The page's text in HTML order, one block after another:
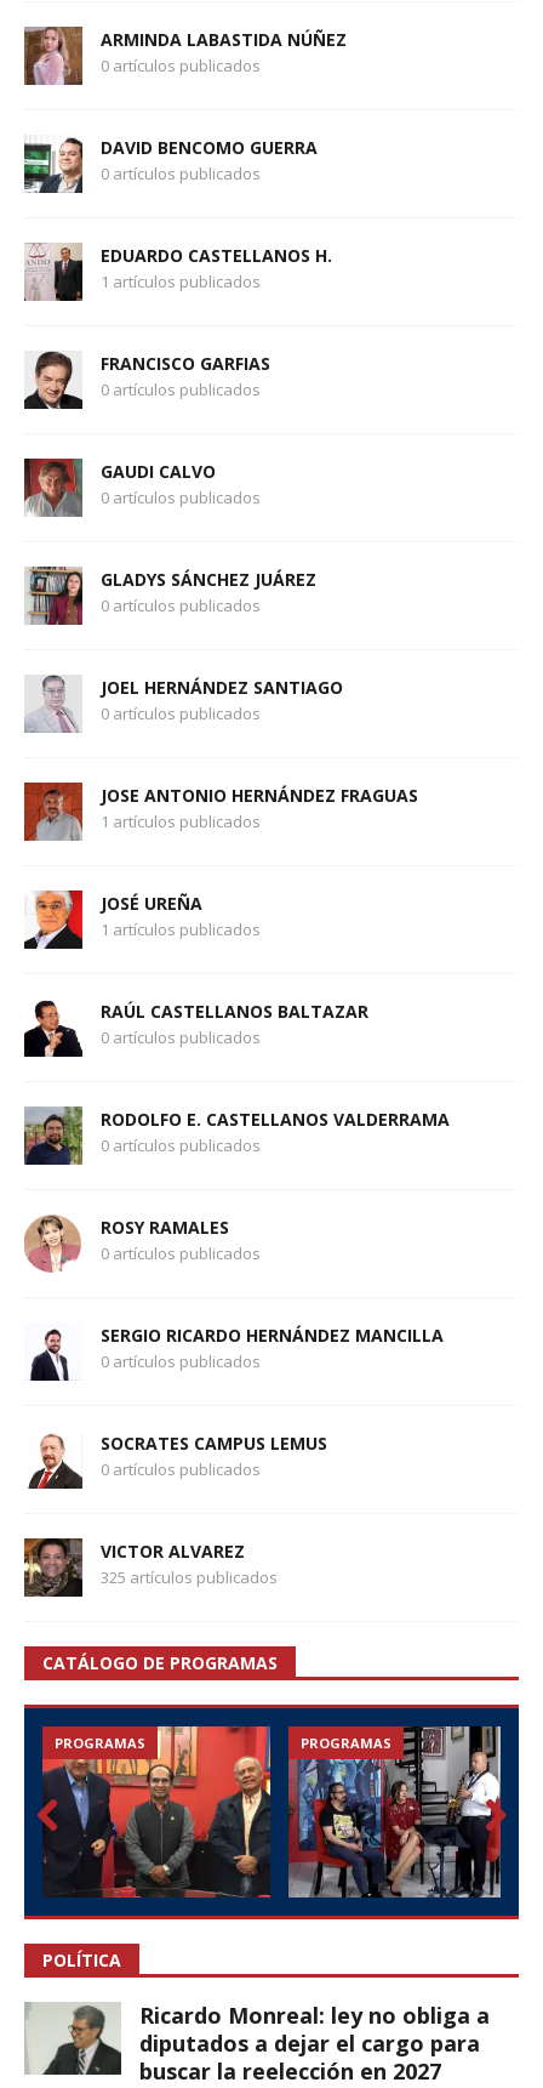
ARMINDA LABASTIDA NÚÑEZ
0 artículos publicados
DAVID BENCOMO GUERRA
0 artículos publicados
EDUARDO CASTELLANOS H.
1 artículos publicados
FRANCISCO GARFIAS
0 artículos publicados
GAUDI CALVO
0 artículos publicados
GLADYS SÁNCHEZ JUÁREZ
0 artículos publicados
JOEL HERNÁNDEZ SANTIAGO
0 artículos publicados
JOSE ANTONIO HERNÁNDEZ FRAGUAS
1 artículos publicados
JOSÉ UREÑA
1 artículos publicados
RAÚL CASTELLANOS BALTAZAR
0 artículos publicados
RODOLFO E. CASTELLANOS VALDERRAMA
0 artículos publicados
ROSY RAMALES
0 artículos publicados
SERGIO RICARDO HERNÁNDEZ MANCILLA
0 artículos publicados
SOCRATES CAMPUS LEMUS
0 artículos publicados
VICTOR ALVAREZ
325 artículos publicados
CATÁLOGO DE PROGRAMAS
PROGRAMAS PROGRAMAS
ious
Nex
POLÍTICA
Ricardo Monreal: ley no obliga a
diputados a dejar el cargo para
buscar la reelección en 2027